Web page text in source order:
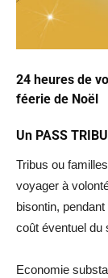
24 heures de
féerie de Noël
Un PASS
Tribus ou
voyager à
bisontin,
coût éventuel du
Economie